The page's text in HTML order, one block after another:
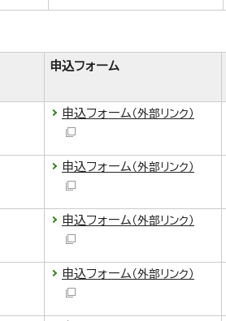
申込フォーム
申込フォーム （外部リンク）
申込フォーム （外部リンク）
申込フォーム （外部リンク）
申込フォーム （外部リンク）